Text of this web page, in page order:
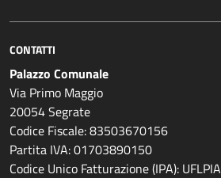
CONTATTI
Palazzo Comunale
Via Primo Maggio
20054 Segrate
Codice Fiscale: 83503670156
Partita IVA: 01703890150
Codice Unico Fatturazione (IPA): UFLPIA